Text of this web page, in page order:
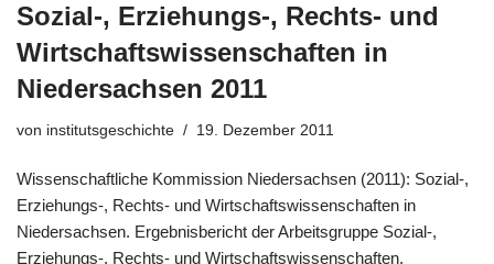
Sozial-, Erziehungs-, Rechts- und
Wirtschaftswissenschaften in
Niedersachsen 2011
von institutsgeschichte 19. Dezember 2011
Wissenschaftliche Kommission Niedersachsen (2011): Sozial-,
Erziehungs-, Rechts- und Wirtschaftswissenschaften in
Niedersachsen. Ergebnisbericht der Arbeitsgruppe Sozial-,
Erziehungs-, Rechts- und Wirtschaftswissenschaften.